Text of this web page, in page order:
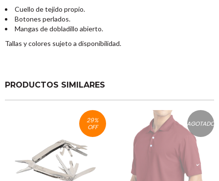
Cuello de tejido propio.
Botones perlados.
Mangas de dobladillo abierto.
Tallas y colores sujeto a disponibilidad.
PRODUCTOS SIMILARES
29%
OFF
AGOTADO